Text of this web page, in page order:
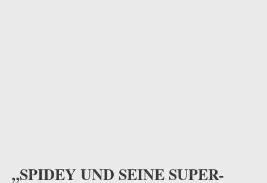
„SPIDEY UND SEINE SUPER-